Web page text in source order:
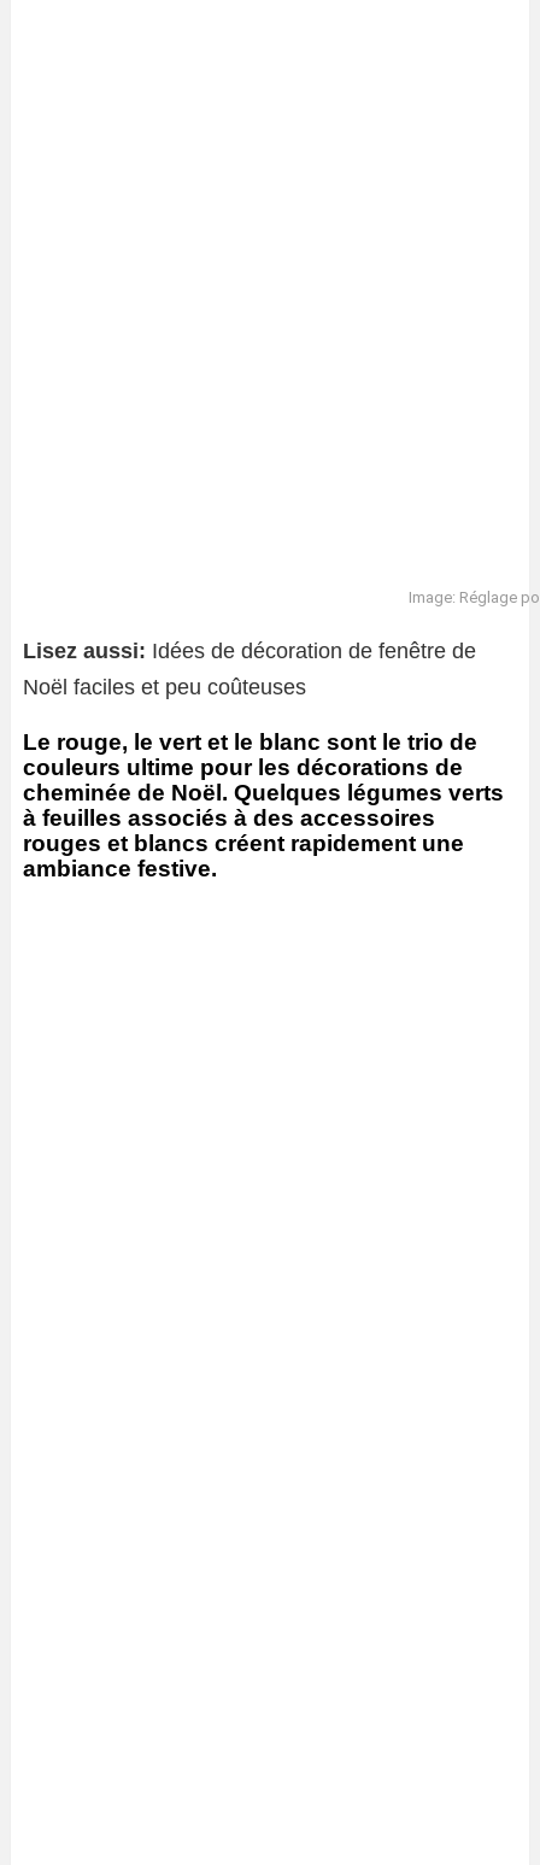
Image: Réglage
Lisez aussi: Idées de décoration de fenêtre de
Noël faciles et peu coûteuses
Le rouge, le vert et le blanc sont le trio de
couleurs ultime pour les décorations de
cheminée de Noël. Quelques légumes verts
à feuilles associés à des accessoires
rouges et blancs créent rapidement une
ambiance festive.